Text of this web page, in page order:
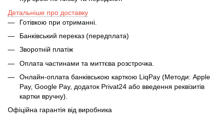
Детальніше про доставку
Готівкою при отриманні.
Банківський переказ (передплата)
Зворотній платіж
Оплата частинами та миттєва розстрочка.
Онлайн-оплата банківською карткою LiqPay (Методи: Apple
Pay, Google Pay, додаток Privat24 або введення реквізитів
картки вручну).
Офіційна гарантія від виробника